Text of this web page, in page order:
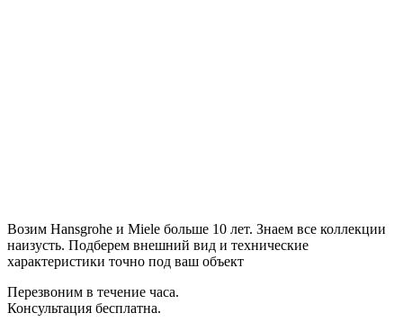
Возим Hansgrohe и Miele больше 10 лет. Знаем все коллекции
наизусть. Подберем внешний вид и технические
характеристики точно под ваш объект
Перезвоним в течение часа.
Консультация бесплатна.